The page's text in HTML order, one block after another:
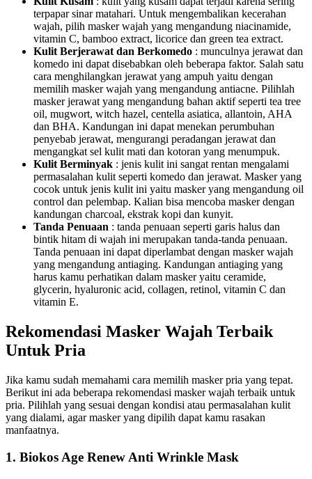
terpapar sinar matahari. Untuk mengembalikan kecerahan
wajah, pilih masker wajah yang mengandung niacinamide,
vitamin C, bamboo extract, licorice dan green tea extract.
Kulit Berjerawat dan Berkomedo : munculnya jerawat dan
komedo ini dapat disebabkan oleh beberapa faktor. Salah satu
cara menghilangkan jerawat yang ampuh yaitu dengan
memilih masker wajah yang mengandung antiacne. Pilihlah
masker jerawat yang mengandung bahan aktif seperti tea tree
oil, mugwort, witch hazel, centella asiatica, allantoin, AHA
dan BHA. Kandungan ini dapat menekan perumbuhan
penyebab jerawat, mengurangi peradangan jerawat dan
mengangkat sel kulit mati dan kotoran yang menumpuk.
Kulit Berminyak : jenis kulit ini sangat rentan mengalami
permasalahan kulit seperti komedo dan jerawat. Masker yang
cocok untuk jenis kulit ini yaitu masker yang mengandung oil
control dan pelembap. Kalian bisa mencoba masker dengan
kandungan charcoal, ekstrak kopi dan kunyit.
Tanda Penuaan : tanda penuaan seperti garis halus dan
bintik hitam di wajah ini merupakan tanda-tanda penuaan.
Tanda penuaan ini dapat diperlambat dengan masker wajah
yang mengandung antiaging. Kandungan antiaging yang
harus kamu perhatikan dalam masker yaitu ceramide,
glycerin, hyaluronic acid, collagen, retinol, vitamin C dan
vitamin E.
Rekomendasi Masker Wajah Terbaik
Untuk Pria
Jika kamu sudah memahami cara memilih masker pria yang tepat.
Berikut ini ada beberapa rekomendasi masker wajah terbaik untuk
pria. Pilihlah yang sesuai dengan kondisi atau permasalahan kulit
yang dialami, agar masker yang dipilih dapat kamu rasakan
manfaatnya.
1. Biokos Age Renew Anti Wrinkle Mask